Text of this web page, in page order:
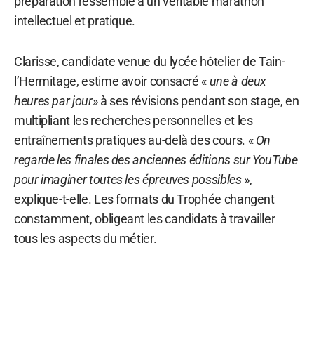
intellectuel et pratique.
Clarisse, candidate venue du lycée hôtelier de Tain-
l’Hermitage, estime avoir consacré «une à deux
heures par jour» à ses révisions pendant son stage, en
multipliant les recherches personnelles et les
entraînements pratiques au-delà des cours. «On
regarde les finales des anciennes éditions sur YouTube
pour imaginer toutes les épreuves possibles»,
explique-t-elle. Les formats du Trophée changent
constamment, obligeant les candidats à travailler
tous les aspects du métier.